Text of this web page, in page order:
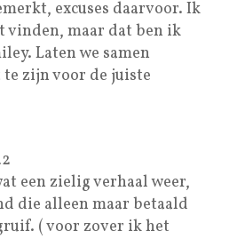
excuses daarvoor. Ik
maar dat ben ik
Laten we samen
zijn voor de juiste
een zielig verhaal weer,
die alleen maar betaald
( voor zover ik het